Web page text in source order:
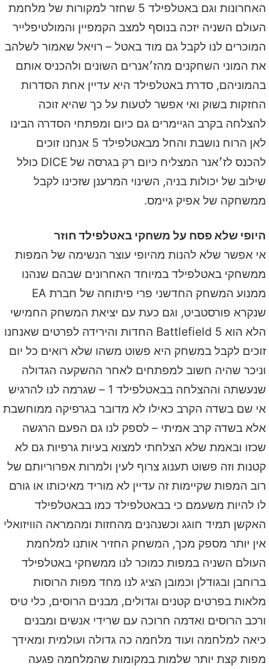
האחרונות וגם באטלפילד 5 שחזר למקורות של מלחמת
העולם השניה יזכה בנוסף למצב הקמפיין והמולטיפלייר
המוכרים לנו לקבל גם מוד באטל – רויאל שאמור לשלהב
את המוני השחקנים מהז׳אנרים השונים ולהכניס אותם
בהמוניהם, סדרת באטלפילד היא עדיין אחת הסדרות
החזקות בשוק ואי אפשר לטעות על כך שהיא זוכה
להצלחה בקרב הגיימרים גם כיום ומפתחי הסדרה הבינו
לאן הרוח נושבת והחל מבאטלפילד 5 אנחנו זוכים
להכנס לז׳אנר המצליח כיום רק בגרסה של DICE כולל
שילוב של יכולות בניה, השינוי המרענן שזכינו לקבל
ממשחקה של אפיק גיימס.
היופי שלא פסח על משחקי באטלפילד חוזר
אי אפשר שלא להנות מהיופי עוצר הנשימה של המפות
ממשחקי באטלפילד במיוחד האחרונים שבהם שנהנו
ממנוע המשחק החדשני פרי פיתוחה של חברת EA
שנקרא פורסטביט, וגם כעת עם יציאת המשחק החמישי
הלא הוא Battlefield 5 החדות והירידה לפרטים שאנחנו
זוכים לקבל במשחק היא פשוט משהו שלא רואים כל יום
וניכר שהיה חשוב למפתחים לאחר ההשקעה הגדולה
שנעשתה וההצלחה בבאטלפילד 1 – שגרמה לנו להרגיש
אי שם בשדה הקרב כאילו לא מדובר בגרפיקה ממוחשבת
אלא בשדה קרב אמיתי – לספק לנו גם הפעם הרגשה
שכזו ובאמת שלא הצלחתי למצוא בעיות גרפיות גם לא
קטנות וזה פשוט תענוג צרוף לעין ולמרות אפרוריותם של
רוב המפות שקיימות זה עדיין לא מוריד מאיכותו או גורם
לו להיות משעמם כי בבאטלפילד כמו בבאטלפילד
האקשן תמיד חוגג וכשנהנים מהחזות ומהמראה הוויזואלי
אין יותר מספק מכך, המשחק החזיר אותנו למלחמת
העולם השניה במפות כמוכר לנו ממשחקי באטלפילד
ברוחבן ובגודלן וכמובן הציג לנו מחד מפות הרוסות
מלאות בפרטים קטנים וגדולים, מבנים הרוסים, כלי טיס
ורכב הרוסים ואדמה חרוכה עם שרידי אנשים ומבנים
כיאה למלחמה ועוד מלחמה כה גדולה ועולמית ומאידך
מפות קצת יותר שלמות במקומות שהמלחמה פגעה